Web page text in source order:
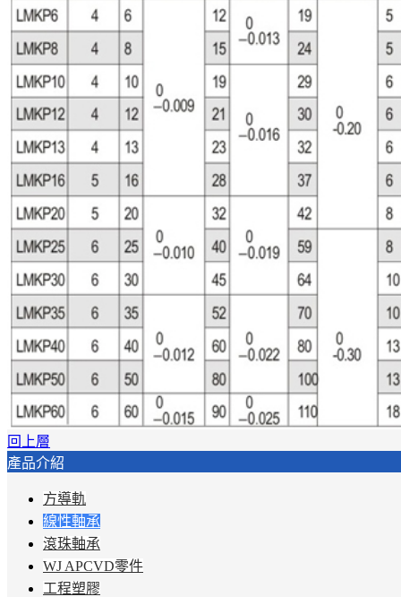
回上層
產品介紹
方導軌
線性軸承
滾珠軸承
WJ APCVD零件
工程塑膠